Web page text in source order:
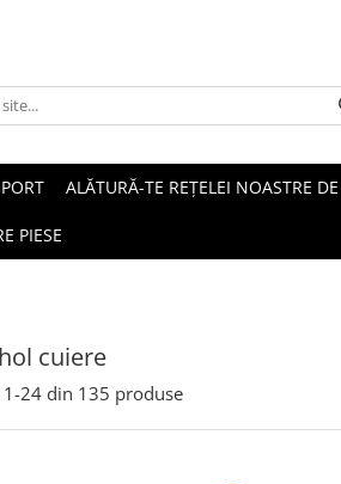
ALĂTURĂ-TE REȚELEI NOASTRE
PIESE
cuiere
1-24 din 135 produse